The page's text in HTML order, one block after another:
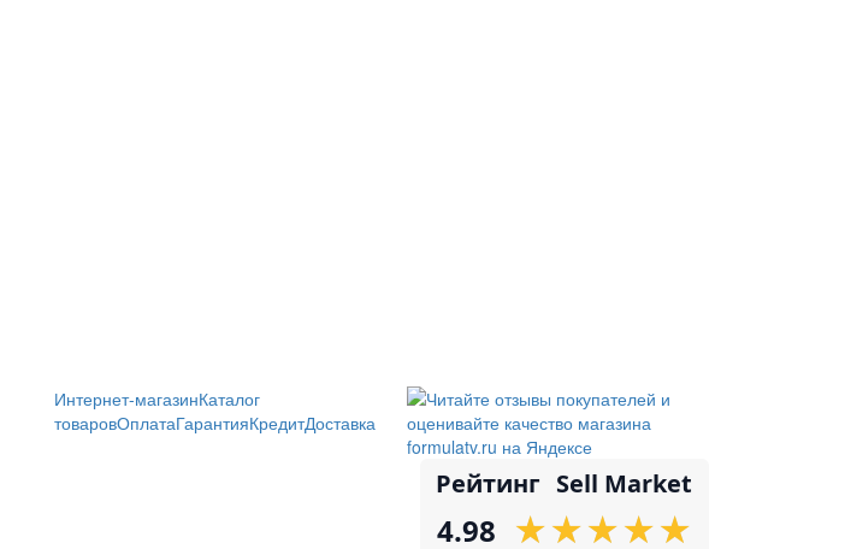
Интернет-магазинКаталог
товаровОплатаГарантияКредитДоставка
Рейтинг Sell Market
4.98 ★
★★
★★
★★
★★
★